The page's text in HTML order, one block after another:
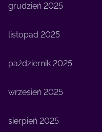
grudzień 2025
listopad 2025
październik 2025
wrzesień 2025
sierpień 2025